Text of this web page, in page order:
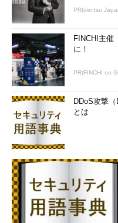
PR(dentsu
FINCHI主催
に！
PR(FINCHI on
DDoS攻撃
とは